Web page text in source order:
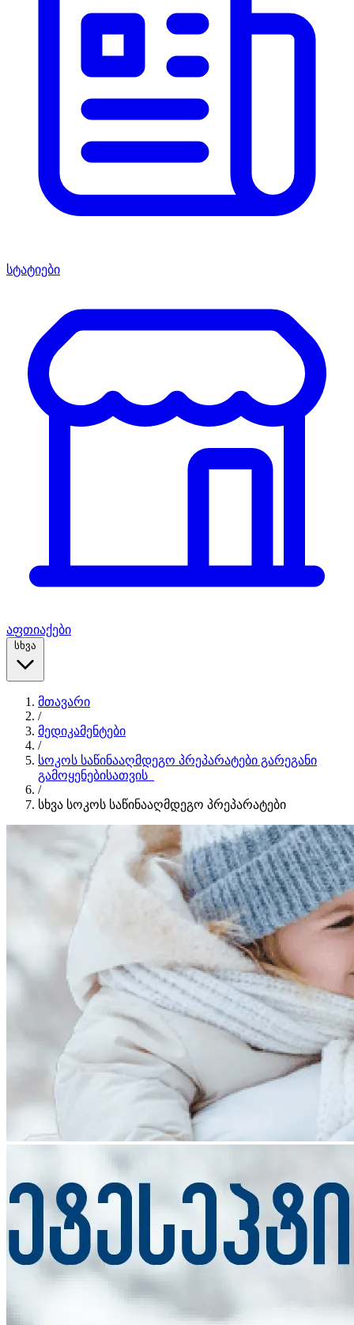
სტატიები
აფთიაქები
სხვა
მთავარი
/
მედიკამენტები
/
სოკოს საწინააღმდეგო პრეპარატები გარეგანი
გამოყენებისათვის_
/
სხვა სოკოს საწინააღმდეგო პრეპარატები